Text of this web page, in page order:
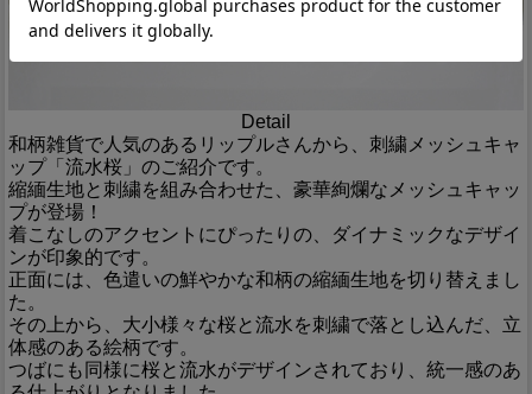
Detail
和柄雑貨で人気のあるリップルさんから、刺繍メッシュキャ
ップ「流水桜」のご紹介です。
縮緬生地と刺繍を組み合わせた、豪華絢爛なメッシュキャッ
プが登場！
着こなしのアクセントにぴったりの、ダイナミックなデザイ
ンが印象的です。
正面には、色遣いの鮮やかな和柄の縮緬生地を切り替えまし
た。
その上から、大小様々な桜と流水を刺繍で落とし込んだ、立
体感のある絵柄です。
つばにも同様に桜と流水がデザインされており、統一感のあ